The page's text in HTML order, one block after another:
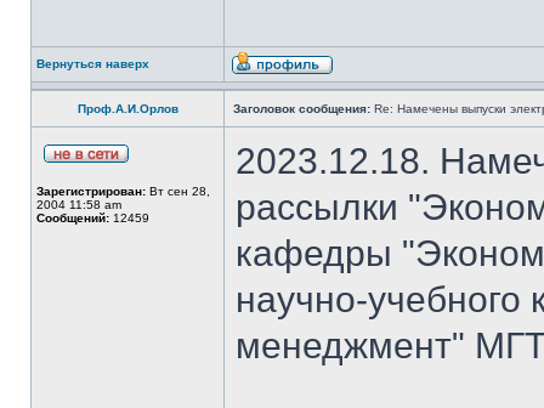
Вернуться наверх
Проф.А.И.Орлов Заголовок сообщения: Re: Намечены выпуски
Зарегистрирован: Вт сен 28,
2004 11:58 am
Сообщений: 12459
2023.12.18.
рассылки
кафедры
научно-
менеджмент"